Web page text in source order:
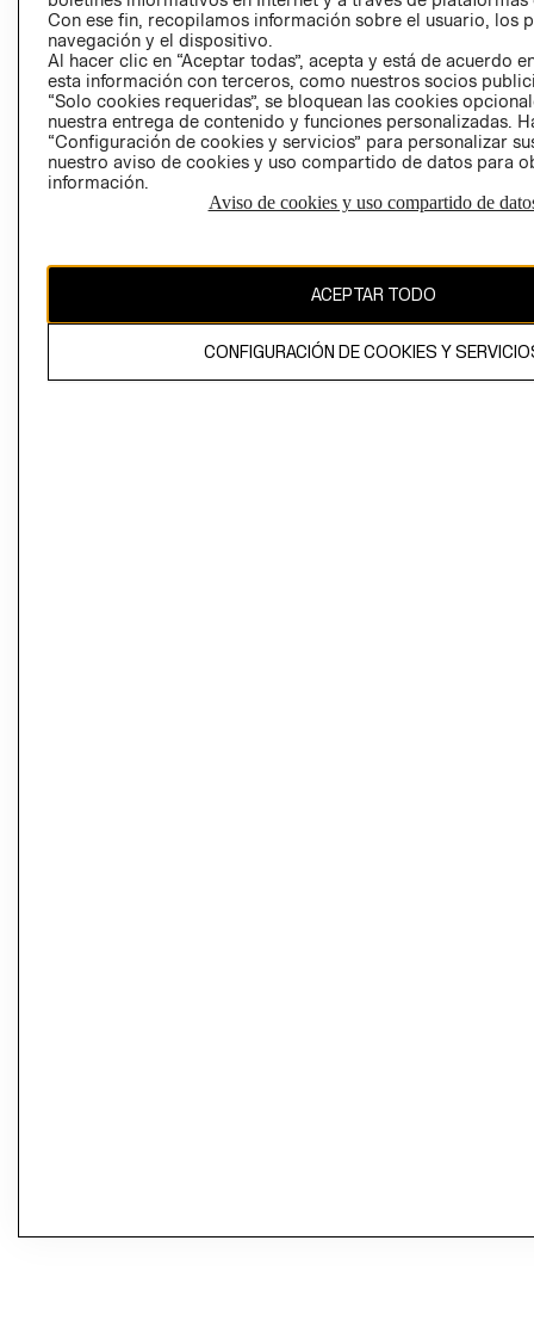
GIFT CARD
El contenido de esta página web está protegido por copyright y es
propiedad de H&M Hennes & Mauritz AB
Con ese fin, recopilamos información sobre el usuario, los
navegación y el dispositivo.
Al hacer clic en “Aceptar todas”, acepta y está de acuerdo
esta información con terceros, como nuestros socios
“Solo cookies requeridas”, se bloquean las cookies
nuestra entrega de contenido y funciones personalizadas.
“Configuración de cookies y servicios” para personalizar
nuestro aviso de cookies y uso compartido de datos para
información.
Aviso de cookies y uso compartido de
ACEPTAR TODO
CONFIGURACIÓN DE COOKIES Y